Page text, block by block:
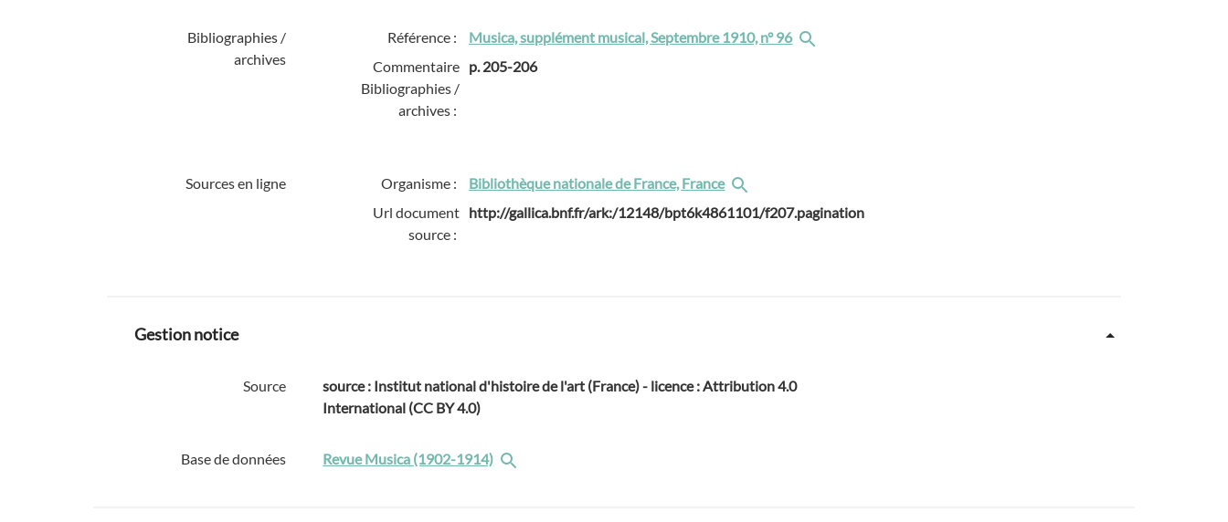
Bibliographies /
archives
Référence :
Musica, supplément musical, Septembre 1910, n° 96
Commentaire
Bibliographies /
archives :
p. 205-206
Sources en ligne Organisme :
Bibliothèque nationale de France, France
Url document
source :
http://gallica.bnf.fr/ark:/12148/bpt6k4861101/f207.pagination
Gestion notice
Source
source : Institut national d'histoire de l'art (France) - licence : Attribution 4.0
International (CC BY 4.0)
Base de données Revue Musica (1902-1914)